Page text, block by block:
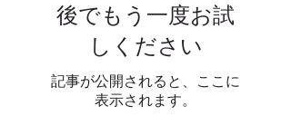
後でもう一度お試
しください
記事が公開されると、ここに
表示されます。